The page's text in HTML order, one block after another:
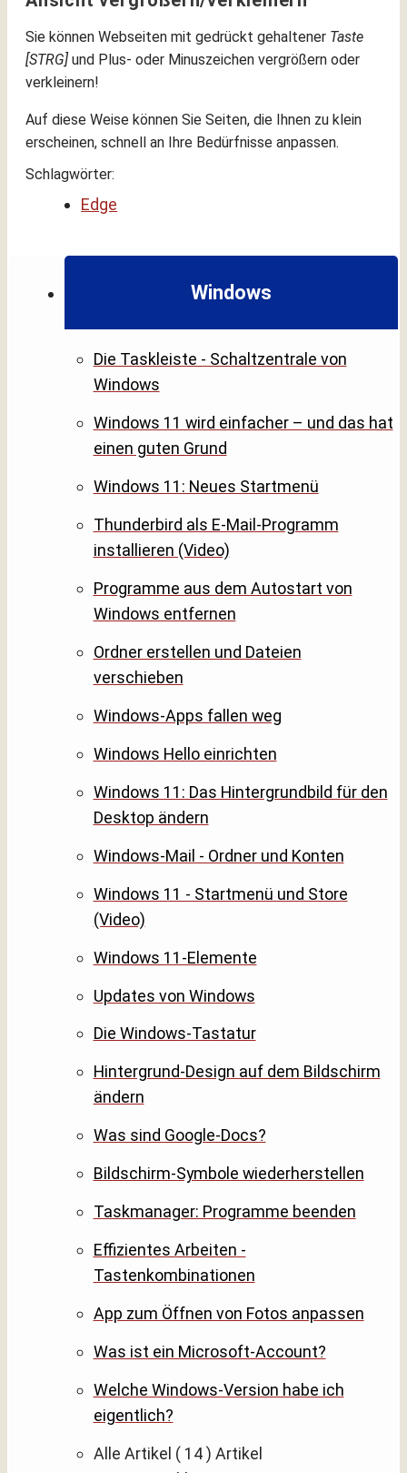
Windows
Die Taskleiste - Schaltzentrale von
Windows
Windows 11 wird einfacher – und das hat
einen guten Grund
Windows 11: Neues Startmenü
Thunderbird als E-Mail-Programm
installieren (Video)
Programme aus dem Autostart von
Windows entfernen
Ordner erstellen und Dateien
verschieben
Windows-Apps fallen weg
Windows Hello einrichten
Windows 11: Das Hintergrundbild für den
Desktop ändern
Windows-Mail - Ordner und Konten
Windows 11 - Startmenü und Store
(Video)
Windows 11-Elemente
Updates von Windows
Die Windows-Tastatur
Hintergrund-Design auf dem Bildschirm
ändern
Was sind Google-Docs?
Bildschirm-Symbole wiederherstellen
Taskmanager: Programme beenden
Effizientes Arbeiten -
Tastenkombinationen
App zum Öffnen von Fotos anpassen
Was ist ein Microsoft-Account?
Welche Windows-Version habe ich
eigentlich?
Alle Artikel ( 14 ) Artikel
Sie können Webseiten mit gedrückt gehaltener Taste
[STRG] und Plus- oder Minuszeichen vergrößern oder
verkleinern!
Auf diese Weise können Sie Seiten, die Ihnen zu klein
erscheinen, schnell an Ihre Bedürfnisse anpassen.
Schlagwörter:
Edge